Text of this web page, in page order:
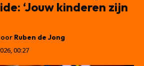
‘Jouw kinderen zijn
Ruben de Jong
00:27